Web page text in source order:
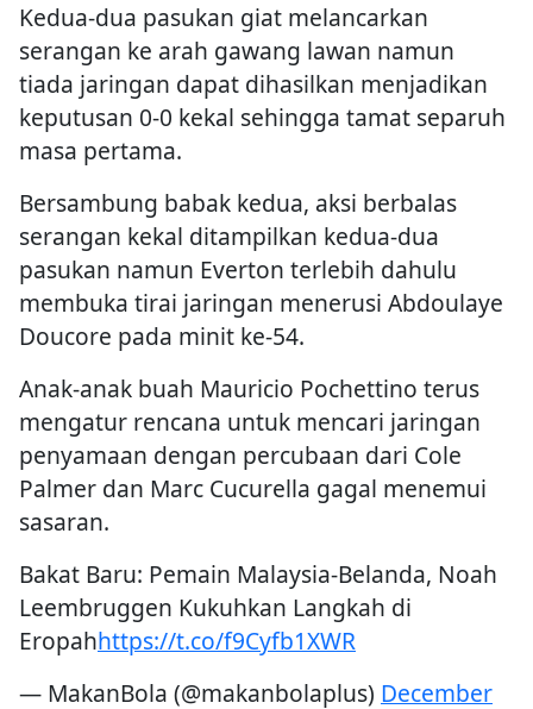
Kedua-dua pasukan giat melancarkan
serangan ke arah gawang lawan namun
tiada jaringan dapat dihasilkan menjadikan
keputusan 0-0 kekal sehingga tamat separuh
masa pertama.
Bersambung babak kedua, aksi berbalas
serangan kekal ditampilkan kedua-dua
pasukan namun Everton terlebih dahulu
membuka tirai jaringan menerusi Abdoulaye
Doucore pada minit ke-54.
Anak-anak buah Mauricio Pochettino terus
mengatur rencana untuk mencari jaringan
penyamaan dengan percubaan dari Cole
Palmer dan Marc Cucurella gagal menemui
sasaran.
Bakat Baru: Pemain Malaysia-Belanda, Noah
Leembruggen Kukuhkan Langkah di
Eropahhttps://t.co/f9Cyfb1XWR
— MakanBola (@makanbolaplus) December